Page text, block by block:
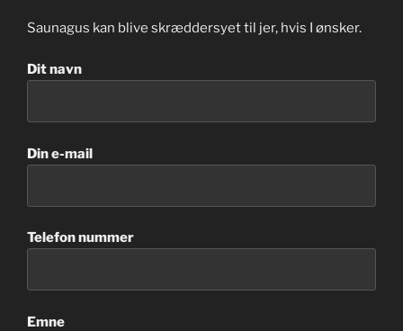
Saunagus kan blive skræddersyet til jer, hvis I ønsker.
Dit navn
Din e-mail
Telefon nummer
Emne